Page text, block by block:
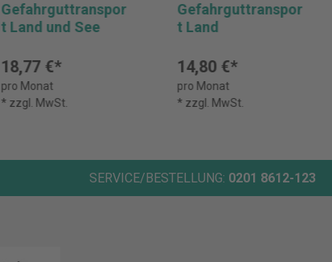
Gefahrguttranspor
t Land und See
18,77 €*
pro Monat
* zzgl. MwSt.
Gefahrguttranspor
t Land
14,80 €*
pro Monat
* zzgl. MwSt.
SERVICE/BESTELLUNG: 0201 8612-123